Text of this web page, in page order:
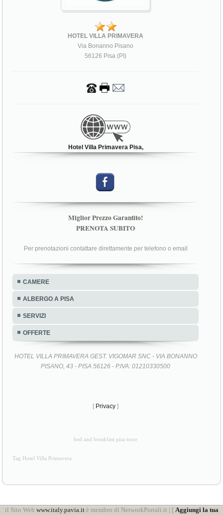
HOTEL VILLA PRIMAVERA
Via Bonanno Pisano
56126 Pisa (PI)
Hotel Villa Primavera Pisa,
Miglior Prezzo Garantito!
PRENOTA SUBITO
Per prenotazioni contattare direttamente per telefono o email
CAMERE
ALBERGO A PISA
SERVIZI
OFFERTE
HOTEL VILLA PRIMAVERA GEST. VIGOMAR SNC - VIA BONANNO
PISANO, 43 - PISA 56126 - P.IVA: 01210330500
[ Privacy ]
bed and breakfast pisa torre
Tag Hotel Villa Primavera
il Sito Web www.italy.pavia.itè membro di NetworkPortali.it | [ Aggiungi la tua